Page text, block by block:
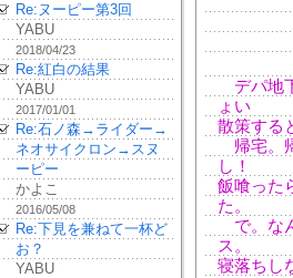
Re:ヌーピー第3回
YABU
2018/04/23
Re:紅白の結果
YABU
2017/01/01
Re:石ノ森→ライダー→
ネオサイクロン→スヌ
ーピー
かよこ
2016/05/08
Re:下見を兼ねて一杯ど
お？
YABU
デパ地
ょい
散策する
帰宅。
し！
飯喰った
た。
で。な
ス。
寝落ちし